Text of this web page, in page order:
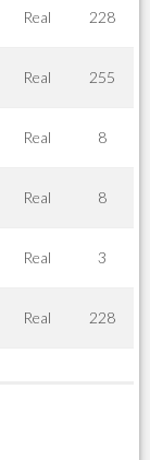
Real 228
Real 255
Real 8
Real 8
Real 3
Real 228